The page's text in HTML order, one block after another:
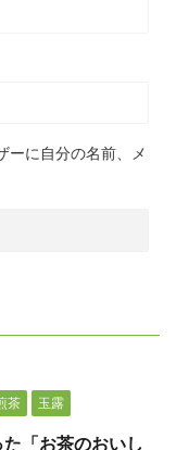
ーに自分の名前、メ
茶 玉露
「お茶のおいし